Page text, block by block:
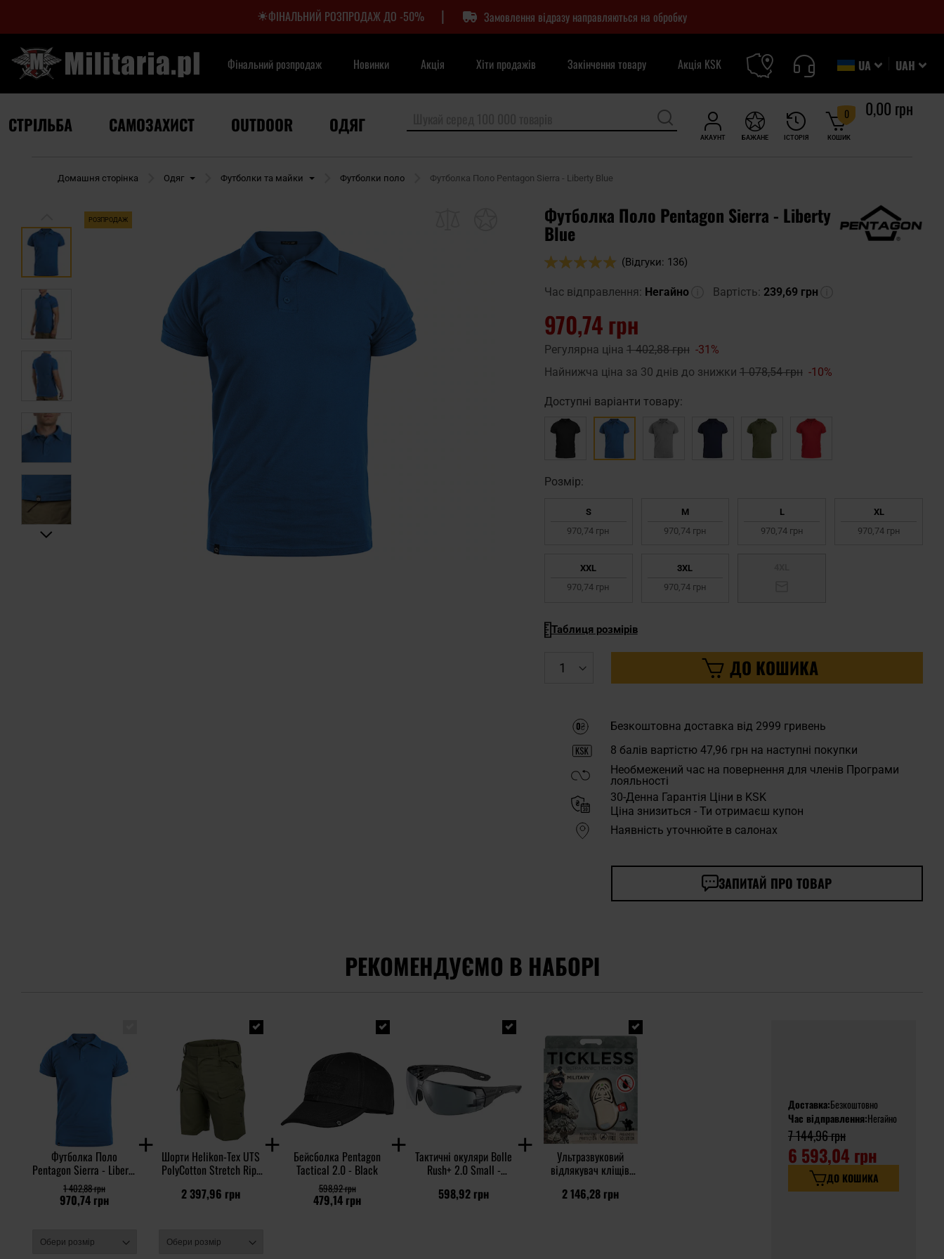
ФІНАЛЬНИЙ РОЗПРОДАЖ ДО -50% | Замовлення відразу направляються на обробку
UAH
UA
Фінальний розпродаж Новинки Акція Хіти продажів Закінчення товару Акція KSK
АКАУНТ ІСТОРІЯ
БАЖАНЕ КОШИК
0 0,00 грн
СТРІЛЬБА САМОЗАХИСТ OUTDOOR ОДЯГ
Домашня сторінка Одяг Футболки та майки Футболки поло Футболка Поло Pentagon Sierra - Liberty Blue
РОЗПРОДАЖ Футболка Поло Pentagon Sierra - Liberty
Blue
Оцінка:
(Відгуки: 136)
Час відправлення: Негайно Вартість: 239,69 грн
970,74 грн
Регулярна ціна 1 402,88 грн -31%
Найнижча ціна за 30 днів до знижки 1 078,54 грн -10%
Доступні варіанти товару:
Pозмір:
S
970,74 грн
M
970,74 грн
L
970,74 грн
XL
970,74 грн
XXL
970,74 грн
3XL
970,74 грн
Таблиця розмірів
ДО КОШИКА
Безкоштовна доставка від 2999 гривень
8 балів вартістю 47,96 грн на наступні покупки
Необмежений час на повернення для членів Програми
лояльності
30-Денна Гарантія Ціни в KSK
Ціна знизиться - Ти отримаєш купон
Наявність уточнюйте в салонах
ЗАПИТАЙ ПРО ТОВАР
РЕКОМЕНДУЄМО В НАБОРІ
Футболка Поло
Pentagon Sierra - Liberty
Blue
970,74 грн
1 402,88 грн
Шорти Helikon-Tex UTS
PolyCotton Stretch Rip-
2 397,96 грн
Бейсболка Pentagon
Tactical 2.0 - Black
479,14 грн
598,92 грн
Тактичні окуляри Bolle
Rush+ 2.0 Small -
598,92 грн
Ультразвуковий
відлякувач кліщів
людей - Beige
2 146,28 грн
Доставка:Безкоштовно
Час відправлення:Негайно
7 144,96 грн
6 593,04 грн
ДО КОШИКА